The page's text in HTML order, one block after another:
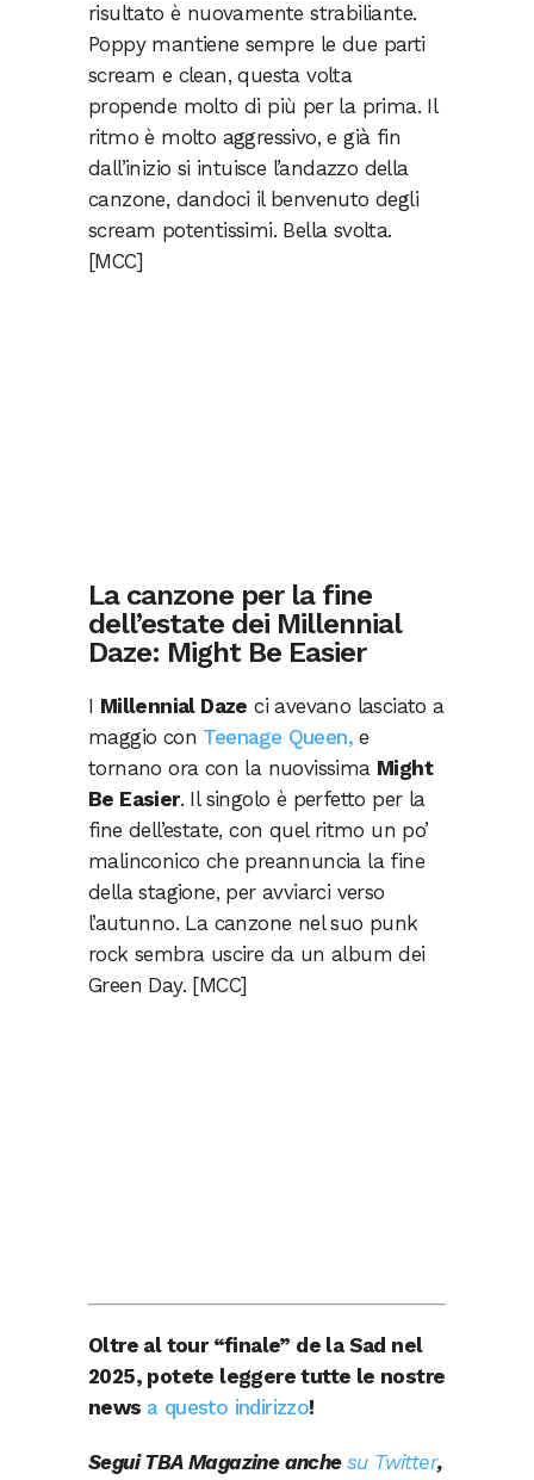
risultato è nuovamente strabiliante.
Poppy mantiene sempre le due parti
scream e clean, questa volta
propende molto di più per la prima. Il
ritmo è molto aggressivo, e già fin
dall’inizio si intuisce l’andazzo della
canzone, dandoci il benvenuto degli
scream potentissimi. Bella svolta.
[MCC]
La canzone per la fine
dell’estate dei Millennial
Daze: Might Be Easier
I Millennial Daze ci avevano lasciato a
maggio con Teenage Queen, e
tornano ora con la nuovissima Might
Be Easier. Il singolo è perfetto per la
fine dell’estate, con quel ritmo un po’
malinconico che preannuncia la fine
della stagione, per avviarci verso
l’autunno. La canzone nel suo punk
rock sembra uscire da un album dei
Green Day. [MCC]
Oltre al tour “finale” de la Sad nel
2025, potete leggere tutte le nostre
news a questo indirizzo!
Segui TBA Magazine anche su Twitter,